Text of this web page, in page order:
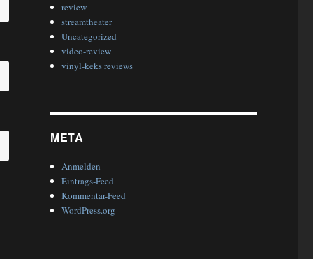
review
streamtheater
Uncategorized
video-review
vinyl-keks reviews
META
Anmelden
Eintrags-Feed
Kommentar-Feed
WordPress.org